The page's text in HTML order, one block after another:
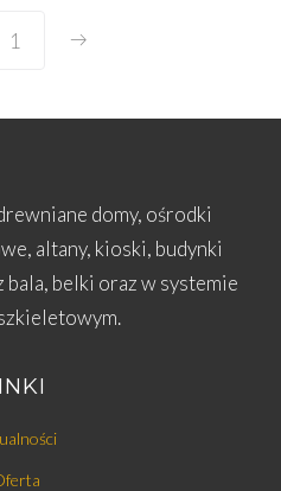
1
domy, ośrodki
altany, kioski, budynki
bala, belki oraz w systemie